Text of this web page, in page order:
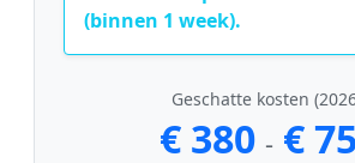
(binnen 1 week).
Geschatte kosten
€ 380 - €